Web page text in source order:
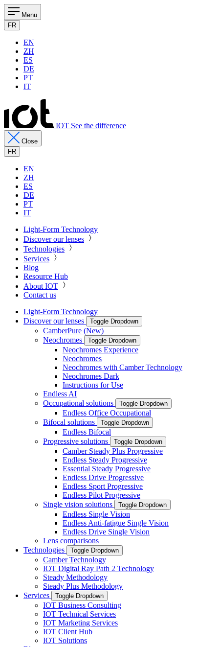
Menu
FR
EN
ZH
ES
DE
PT
IT
IOT See the difference
Close
FR
EN
ZH
ES
DE
PT
IT
Light-Form Technology
Discover our lenses
Technologies
Services
Blog
Resource Hub
About IOT
Contact us
Light-Form Technology
Discover our lenses
Toggle Dropdown
CamberPure (New)
Neochromes
Toggle Dropdown
Neochromes Experience
Neochromes
Neochromes with Camber Technology
Neochromes Dark
Instructions for Use
Endless AI
Occupational solutions
Toggle Dropdown
Endless Office Occupational
Bifocal solutions
Toggle Dropdown
Endless Bifocal
Progressive solutions
Toggle Dropdown
Camber Steady Plus Progressive
Endless Steady Progressive
Essential Steady Progressive
Endless Drive Progressive
Endless Sport Progressive
Endless Pilot Progressive
Single vision solutions
Toggle Dropdown
Endless Single Vision
Endless Anti-fatigue Single Vision
Endless Drive Single Vision
Lens comparisons
Technologies
Toggle Dropdown
Camber Technology
IOT Digital Ray Path 2 Technology
Steady Methodology
Steady Plus Methodology
Services
Toggle Dropdown
IOT Business Consulting
IOT Technical Services
IOT Marketing Services
IOT Client Hub
IOT Solutions